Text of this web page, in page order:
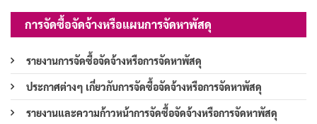
การจัดซื้อจัดจ้างหรือแผนการจัดหาพัสดุ
รายงานการจัดซื้อจัดจ้างหรือการจัดหาพัสดุ
ประกาศต่างๆ เกี่ยวกับการจัดซื้อจัดจ้างหรือการจัดหาพัสดุ
รายงานและความก้าวหน้าการจัดซื้อจัดจ้างหรือการจัดหาพัสดุ